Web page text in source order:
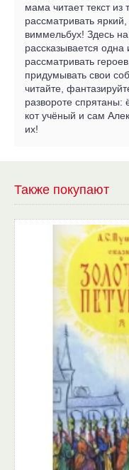
мама читает текст из
рассматривать
виммельбух! Здесь
рассказывается
рассматривать
придумывать свои
читайте,
развороте спрятаны:
кот учёный и сам
их!
Также покупают